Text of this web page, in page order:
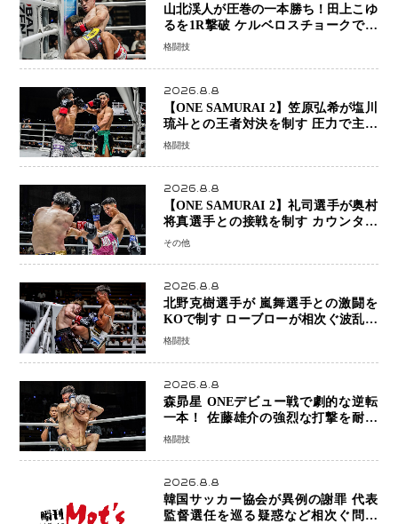
山北渓人が圧巻の一本勝ち！田上こゆ
るを1R撃破 ケルベロスチョークで存
在感を示す
格闘技
2026.8.8
【ONE SAMURAI 2】笠原弘希が塩川
琉斗との王者対決を制す 圧力で主導
権を握り判定勝利
格闘技
2026.8.8
【ONE SAMURAI 2】礼司選手が奥村
将真選手との接戦を制す カウンター
と正確な打撃で判定勝利
その他
2026.8.8
北野克樹選手が 嵐舞選手との激闘を
KOで制す ローブローが相次ぐ波乱の
展開…涙の勝利「生まれてくる娘のた
格闘技
2026.8.8
森昴星 ONEデビュー戦で劇的な逆転
一本！ 佐藤雄介の強烈な打撃を耐え
抜き、リアネイキッドチョークで勝利
格闘技
2026.8.8
韓国サッカー協会が異例の謝罪 代表
監督選任を巡る疑惑など相次ぐ問題